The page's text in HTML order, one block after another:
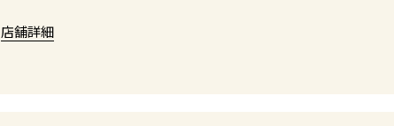
店舗詳細